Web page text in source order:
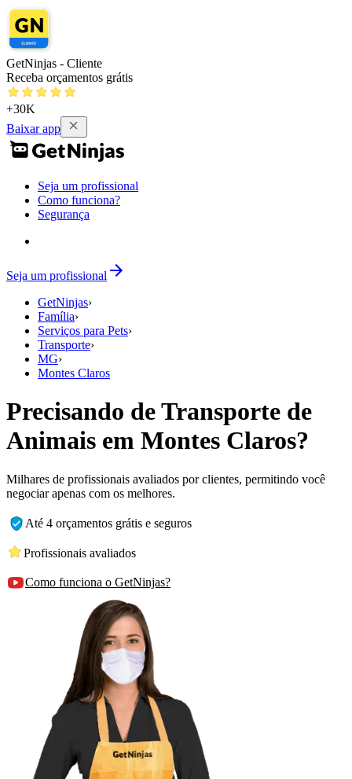
GetNinjas - Cliente
Receba orçamentos grátis
+30K
Baixar app
Seja um profissional
Como funciona?
Segurança
Seja um profissional
GetNinjas›
Família›
Serviços para Pets›
Transporte›
MG›
Montes Claros
Precisando de Transporte de
Animais em Montes Claros?
Milhares de profissionais avaliados por clientes, permitindo você
negociar apenas com os melhores.
Até 4 orçamentos grátis e seguros
Profissionais avaliados
Como funciona o GetNinjas?